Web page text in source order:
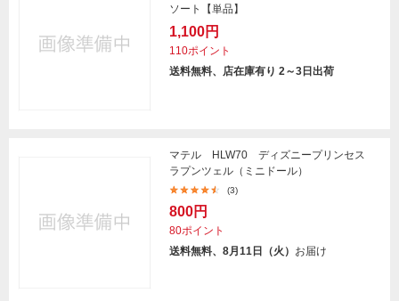
ソート【単品】
1,100円
110ポイント
送料無料、店在庫有り 2～3日出荷
マテル HLW70 ディズニープリンセス
ラプンツェル（ミニドール）
(3)
800円
80ポイント
送料無料、8月11日（火） お届け